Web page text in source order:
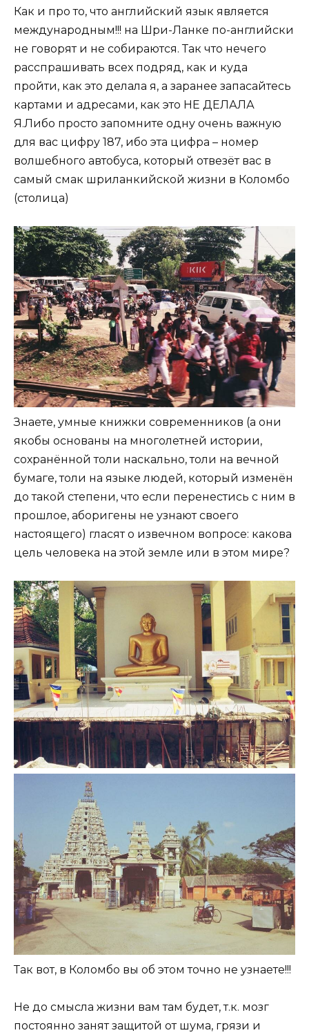
Как и про то, что английский язык является
международным!!! на Шри-Ланке по-английски
не говорят и не собираются. Так что нечего
расспрашивать всех подряд, как и куда
пройти, как это делала я, а заранее запасайтесь
картами и адресами, как это НЕ ДЕЛАЛА
Я.Либо просто запомните одну очень важную
для вас цифру 187, ибо эта цифра – номер
волшебного автобуса, который отвезёт вас в
самый смак шриланкийской жизни в Коломбо
(столица)
Знаете, умные книжки современников (а они
якобы основаны на многолетней истории,
сохранённой толи наскально, толи на вечной
бумаге, толи на языке людей, который изменён
до такой степени, что если перенестись с ним в
прошлое, аборигены не узнают своего
настоящего) гласят о извечном вопросе: какова
цель человека на этой земле или в этом мире?
Так вот, в Коломбо вы об этом точно не узнаете!!!
Не до смысла жизни вам там будет, т.к. мозг
постоянно занят защитой от шума, грязи и